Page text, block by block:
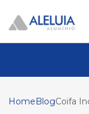
HomeBlogCoifa